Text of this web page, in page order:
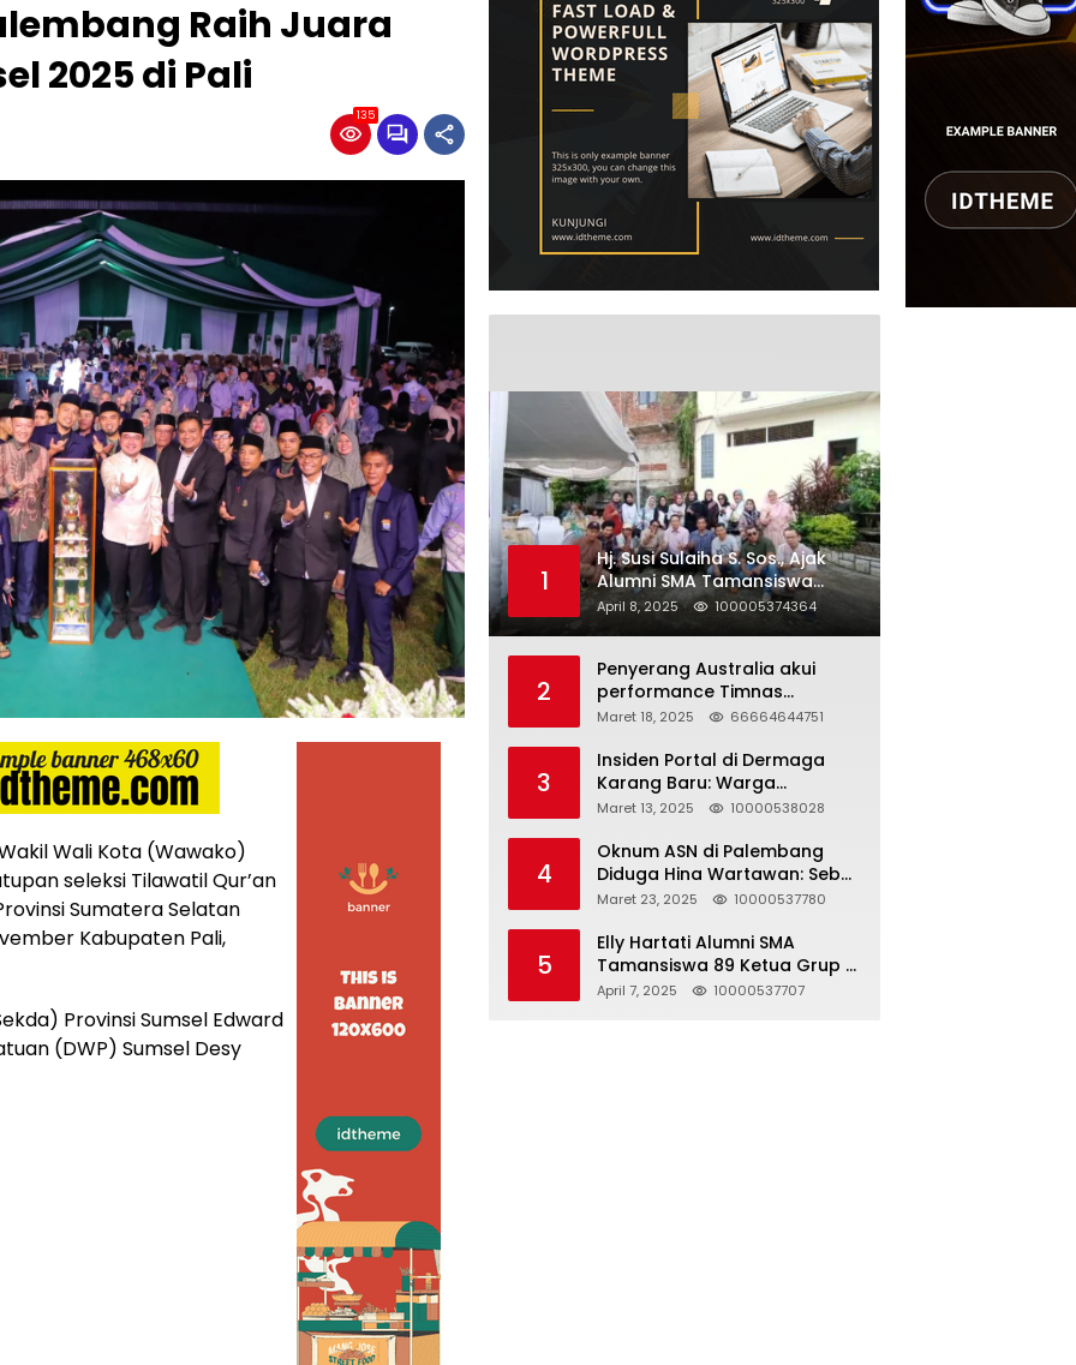
Raih Juara
2025 di Pali
135
Wali Kota (Wawako)
seleksi Tilawatil Qur’an
Sumatera Selatan
Kabupaten Pali,
Provinsi Sumsel Edward
(DWP) Sumsel Desy
1
Hj. Susi Sulaiha S. Sos., Ajak
Alumni SMA Tamansiswa
Palembang Angkatan 91 Halal
Bihalal
April 8, 2025 100005374364
2
Penyerang Australia akui
performance Timnas
Indonesia
Maret 18, 2025 66664644751
3
Insiden Portal di Dermaga
Karang Baru: Warga
Klarifikasi dan Kritik
Akurat
Maret 13, 2025 10000538028
4
Oknum ASN di Palembang
Diduga Hina Wartawan: Sebut
Profesi Jurnalis Hanya
Berujung Dugaan
Pelanggaran UU ITE!
Maret 23, 2025 10000537780
5
Elly Hartati Alumni SMA
Tamansiswa 89 Ketua Grup S
4 Laksanakan Giat
April 7, 2025 10000537707